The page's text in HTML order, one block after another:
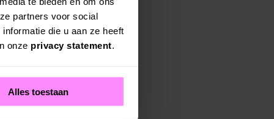
partners voor social
die u aan ze heeft
onze privacy statement.
Alles toestaan